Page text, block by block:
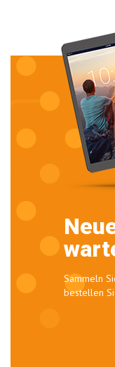
Sammeln
bestellen